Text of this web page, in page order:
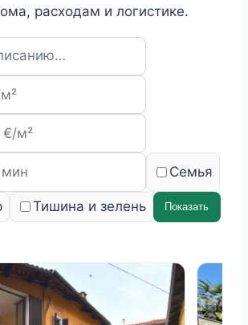
расходам и логистике.
Семья
Тишина и зелень Показать